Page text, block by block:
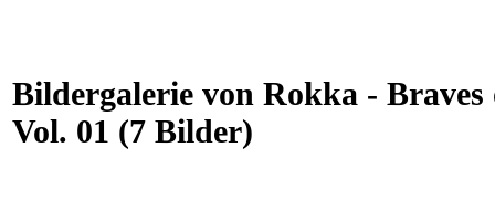
Bildergalerie von Rokka -
Vol. 01 (7 Bilder)